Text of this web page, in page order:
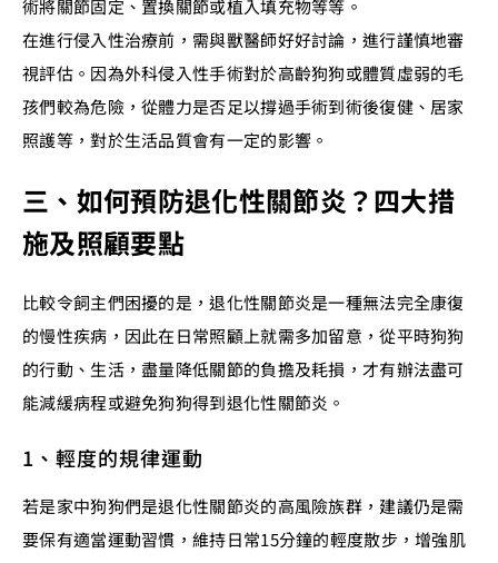
術將關節固定、置換關節或植入填充物等等。
在進行侵入性治療前，需與獸醫師好好討論，進行謹慎地審
視評估。因為外科侵入性手術對於高齡狗狗或體質虛弱的毛
孩們較為危險，從體力是否足以撐過手術到術後復健、居家
照護等，對於生活品質會有一定的影響。
三、如何預防退化性關節炎？四大措
施及照顧要點
比較令飼主們困擾的是，退化性關節炎是一種無法完全康復
的慢性疾病，因此在日常照顧上就需多加留意，從平時狗狗
的行動、生活，盡量降低關節的負擔及耗損，才有辦法盡可
能減緩病程或避免狗狗得到退化性關節炎。
1、輕度的規律運動
若是家中狗狗們是退化性關節炎的高風險族群，建議仍是需
要保有適當運動習慣，維持日常15分鐘的輕度散步，增強肌